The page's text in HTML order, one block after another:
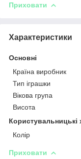
Приховати
Характеристики
Основні
Країна виробник
Тип іграшки
Вікова група
Висота
Користувальницькі
Колір
Приховати